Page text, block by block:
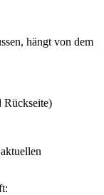
hängt von dem
Rückseite)